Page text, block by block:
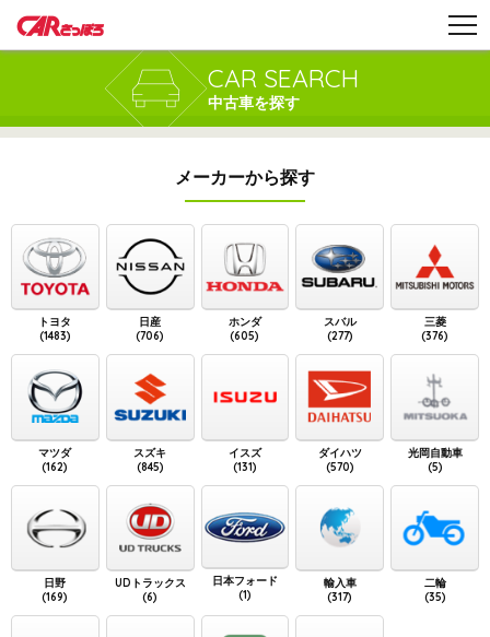
CAR SEARCH
中古車を探す
メーカーから探す
トヨタ
(1483)
日産
(706)
ホンダ
(605)
スバル
(277)
三菱
(376)
マツダ
(162)
スズキ
(845)
イスズ
(131)
ダイハツ
(570)
光岡自動車
(5)
日野
(169)
UDトラックス
(6)
日本フォード
(1)
輸入車
(317)
二輪
(35)